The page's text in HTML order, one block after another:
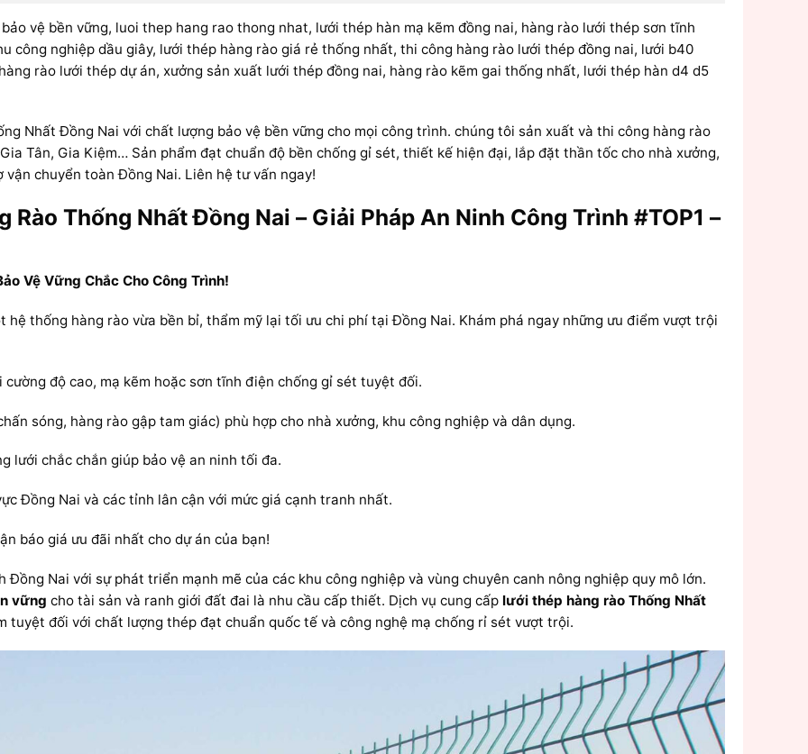
vệ bền vững, luoi thep hang rao thong nhat, lưới thép hàn mạ kẽm đồng nai, hàng rào lưới thép sơn tĩnh
công nghiệp dầu giây, lưới thép hàng rào giá rẻ thống nhất, thi công hàng rào lưới thép đồng nai, lưới b40
rào lưới thép dự án, xưởng sản xuất lưới thép đồng nai, hàng rào kẽm gai thống nhất, lưới thép hàn d4 d5
Nhất Đồng Nai với chất lượng bảo vệ bền vững cho mọi công trình. chúng tôi sản xuất và thi công hàng rào
Tân, Gia Kiệm… Sản phẩm đạt chuẩn độ bền chống gỉ sét, thiết kế hiện đại, lắp đặt thần tốc cho nhà xưởng,
chuyển toàn Đồng Nai. Liên hệ tư vấn ngay!
Thống Nhất Đồng Nai – Giải Pháp An Ninh Công Trình #TOP1 –
Vệ Vững Chắc Cho Công Trình!
thống hàng rào vừa bền bỉ, thẩm mỹ lại tối ưu chi phí tại Đồng Nai. Khám phá ngay những ưu điểm vượt trội
độ cao, mạ kẽm hoặc sơn tĩnh điện chống gỉ sét tuyệt đối.
sóng, hàng rào gập tam giác) phù hợp cho nhà xưởng, khu công nghiệp và dân dụng.
lưới chắc chắn giúp bảo vệ an ninh tối đa.
Đồng Nai và các tỉnh lân cận với mức giá cạnh tranh nhất.
báo giá ưu đãi nhất cho dự án của bạn!
Nai với sự phát triển mạnh mẽ của các khu công nghiệp và vùng chuyên canh nông nghiệp quy mô lớn.
vững cho tài sản và ranh giới đất đai là nhu cầu cấp thiết. Dịch vụ cung cấp lưới thép hàng rào Thống Nhất
tuyệt đối với chất lượng thép đạt chuẩn quốc tế và công nghệ mạ chống rỉ sét vượt trội.